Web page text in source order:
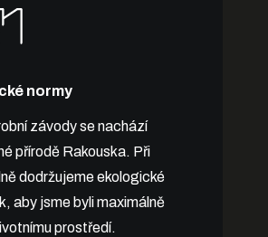
normy
závody se nachází
přírodě Rakouska. Při
dodržujeme ekologické
aby jsme byli maximálně
prostředí.